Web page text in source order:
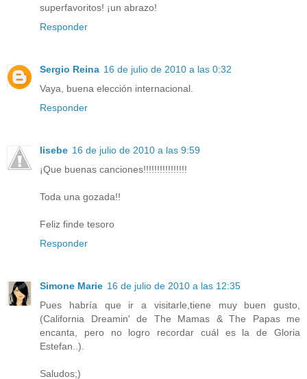
superfavoritos! ¡un abrazo!
Responder
Sergio Reina 16 de julio de 2010 a las 0:32
Vaya, buena elección internacional.
Responder
lisebe 16 de julio de 2010 a las 9:59
¡Que buenas canciones!!!!!!!!!!!!!!!!
Toda una gozada!!
Feliz finde tesoro
Responder
Simone Marie 16 de julio de 2010 a las 12:35
Pues habría que ir a visitarle,tiene muy buen gusto,
(California Dreamin' de The Mamas & The Papas me
encanta, pero no logro recordar cuál es la de Gloria
Estefan..).
Saludos;)